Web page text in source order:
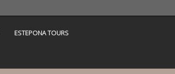
ESTEPONA TOURS